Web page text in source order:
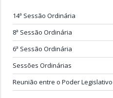
14ª Sessão Ordinária
8ª Sessão Ordinária
6ª Sessão Ordinária
Sessões Ordinárias
Reunião entre o Poder